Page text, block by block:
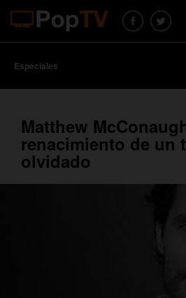
Especiales
Matthew
renacimiento de un
olvidado